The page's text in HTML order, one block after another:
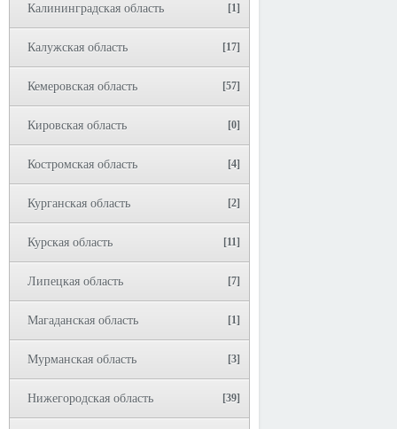
Калининградская область [1]
Калужская область [17]
Кемеровская область [57]
Кировская область [0]
Костромская область [4]
Курганская область [2]
Курская область [11]
Липецкая область [7]
Магаданская область [1]
Мурманская область [3]
Нижегородская область [39]